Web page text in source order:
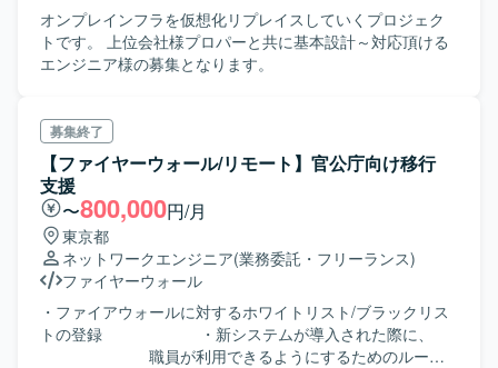
オンプレインフラを仮想化リプレイスしていくプロジェク
トです。 上位会社様プロパーと共に基本設計～対応頂ける
エンジニア様の募集となります。
募集終了
【ファイヤーウォール/リモート】官公庁向け移行
支援
〜800,000円/月
東京都
ネットワークエンジニア(業務委託・フリーランス)
ファイヤーウォール
・ファイアウォールに対するホワイトリスト/ブラックリス
トの登録 ・新システムが導入された際に、
職員が利用できるようにするためのルーテ